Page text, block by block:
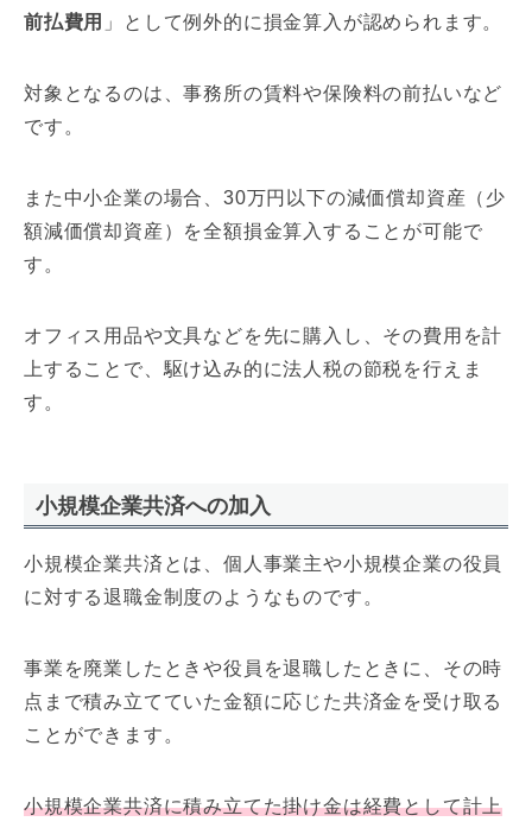
前払費用 」として例外的に損金算入が認められます。
対象となるのは、事務所の賃料や保険料の前払いなど
です。
また中小企業の場合、30万円以下の減価償却資産（少
額減価償却資産）を全額損金算入することが可能で
す。
オフィス用品や文具などを先に購入し、その費用を計
上することで、駆け込み的に法人税の節税を行えま
す。
小規模企業共済への加入
小規模企業共済とは、個人事業主や小規模企業の役員
に対する退職金制度のようなものです。
事業を廃業したときや役員を退職したときに、その時
点まで積み立てていた金額に応じた共済金を受け取る
ことができます。
小規模企業共済に積み立てた掛け金は経費として計上